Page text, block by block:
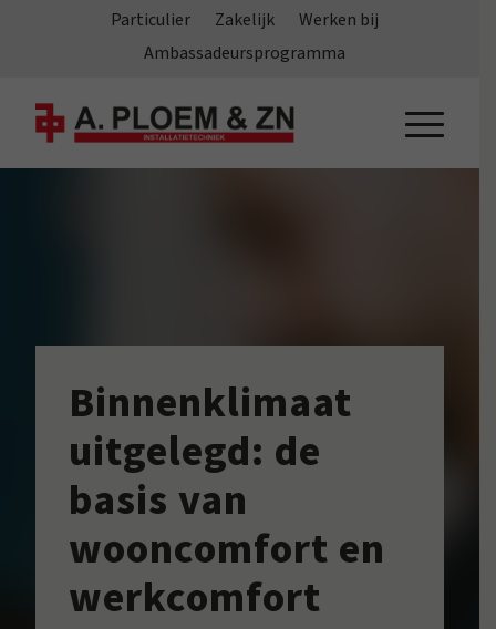
Particulier Zakelijk
Werken bij
Ambassadeursprogramma
Binnenklimaat
uitgelegd: de
basis van
wooncomfort en
werkcomfort